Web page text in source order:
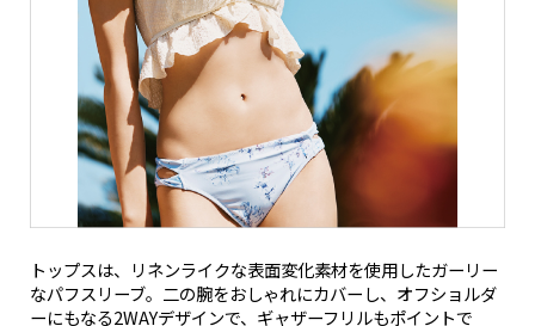
トップスは、リネンライクな表面変化素材を使用したガーリー
なパフスリーブ。二の腕をおしゃれにカバーし、オフショルダ
ーにもなる2WAYデザインで、ギャザーフリルもポイントで